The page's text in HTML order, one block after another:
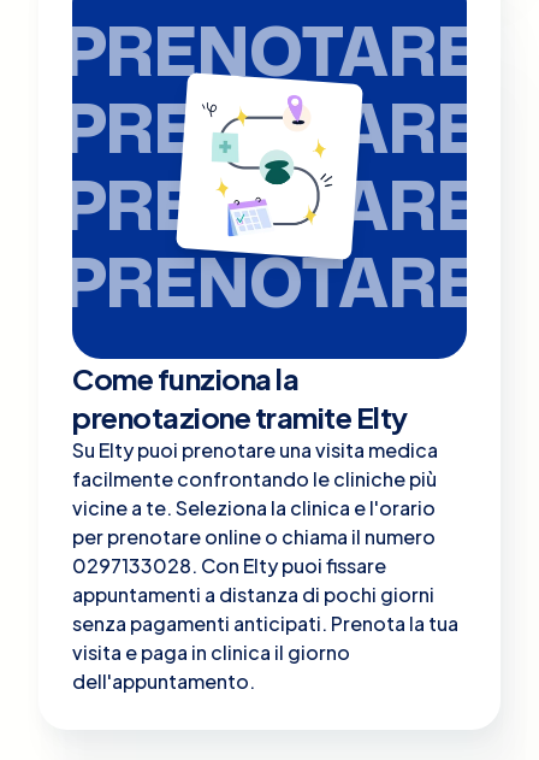
PRENOTARE
PRENOTARE
PRENOTARE
PRENOTARE
Come funziona la
prenotazione tramite Elty
Su Elty puoi prenotare una visita medica
facilmente confrontando le cliniche più
vicine a te. Seleziona la clinica e l'orario
per prenotare online o chiama il numero
0297133028. Con Elty puoi fissare
appuntamenti a distanza di pochi giorni
senza pagamenti anticipati. Prenota la tua
visita e paga in clinica il giorno
dell'appuntamento.